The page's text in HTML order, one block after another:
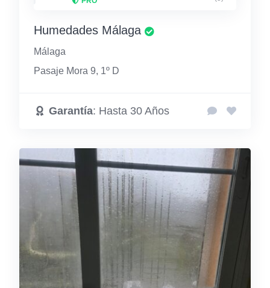
Humedades Málaga
Málaga
Pasaje Mora 9, 1º D
Garantía: Hasta 30 Años